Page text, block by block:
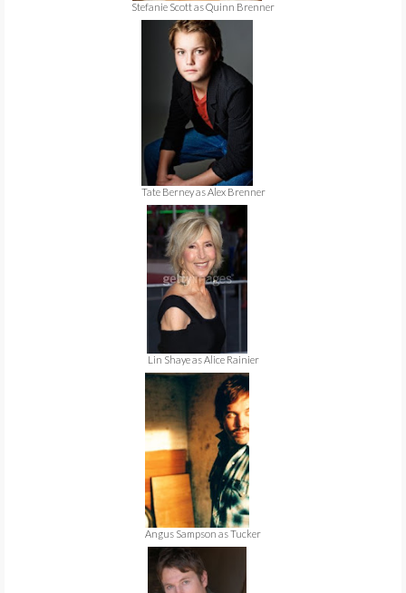
Stefanie Scott as Quinn Brenner
Tate Berney as Alex Brenner
Lin Shaye as Alice Rainier
Angus Sampson as Tucker